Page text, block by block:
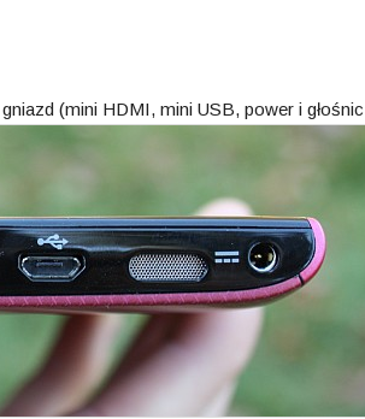
(mini HDMI, mini USB, power i